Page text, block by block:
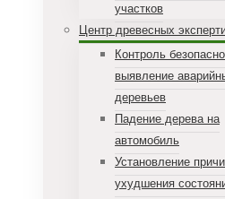
участков
Центр древесных
Контроль
выявление
деревьев
Падение дерева на
автомобиль
Установление
ухудшения